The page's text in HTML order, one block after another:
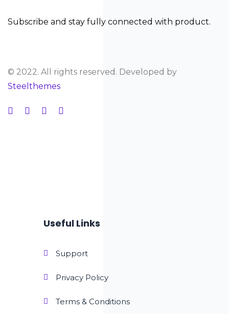
Subscribe and stay fully connected with product.
© 2022. All rights reserved. Developed by
Steelthemes
Useful Links
Support
Privacy Policy
Terms & Conditions